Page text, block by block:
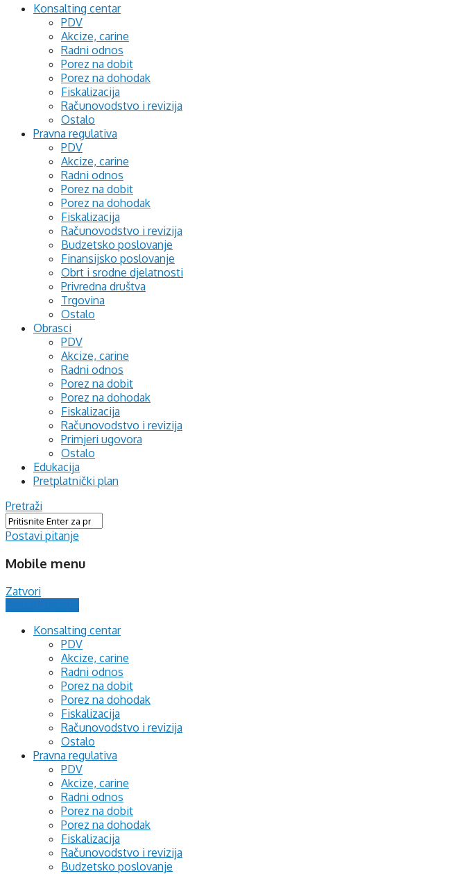
Konsalting centar
PDV
Akcize, carine
Radni odnos
Porez na dobit
Porez na dohodak
Fiskalizacija
Računovodstvo i revizija
Ostalo
Pravna regulativa
PDV
Akcize, carine
Radni odnos
Porez na dobit
Porez na dohodak
Fiskalizacija
Računovodstvo i revizija
Budzetsko poslovanje
Finansijsko poslovanje
Obrt i srodne djelatnosti
Privredna društva
Trgovina
Ostalo
Obrasci
PDV
Akcize, carine
Radni odnos
Porez na dobit
Porez na dohodak
Fiskalizacija
Računovodstvo i revizija
Primjeri ugovora
Ostalo
Edukacija
Pretplatnički plan
Pretraži
Postavi pitanje
Mobile menu
Zatvori
Konsalting centar
PDV
Akcize, carine
Radni odnos
Porez na dobit
Porez na dohodak
Fiskalizacija
Računovodstvo i revizija
Ostalo
Pravna regulativa
PDV
Akcize, carine
Radni odnos
Porez na dobit
Porez na dohodak
Fiskalizacija
Računovodstvo i revizija
Budzetsko poslovanje